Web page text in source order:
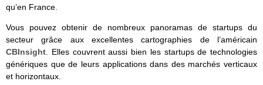
qu’en France.
Vous pouvez obtenir de nombreux panoramas de startups du
secteur grâce aux excellentes cartographies de l’américain
CBInsight . Elles couvrent aussi bien les startups de technologies
génériques que de leurs applications dans des marchés verticaux
et horizontaux.